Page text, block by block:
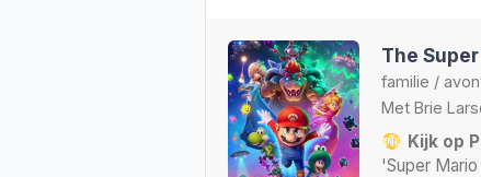
The
familie /
Met Brie
Kijk op
'Super